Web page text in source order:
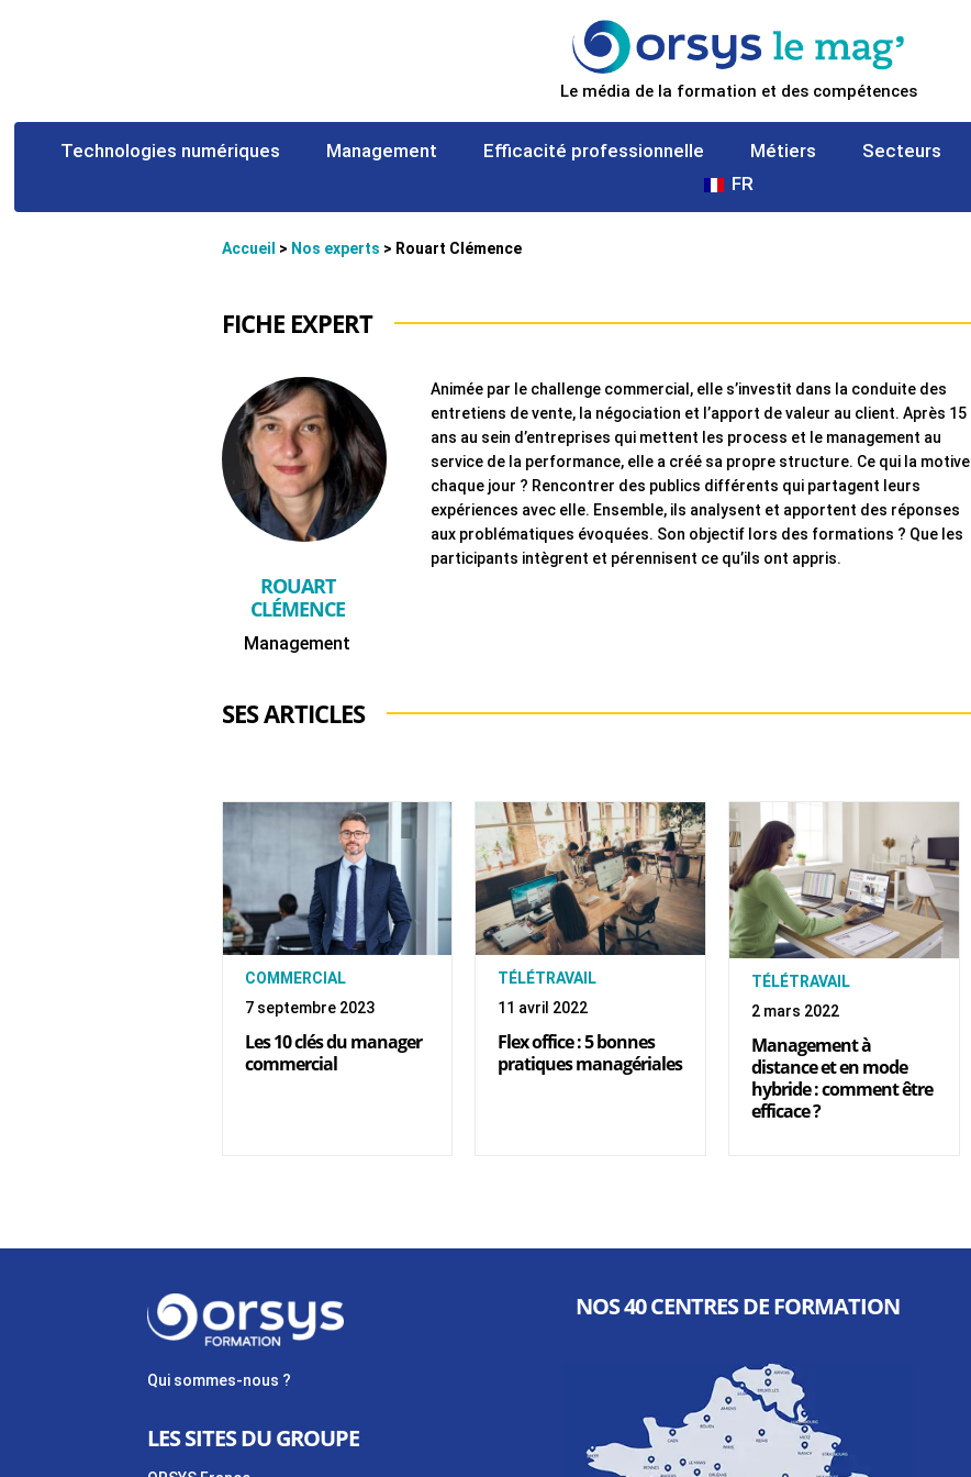
Le média de la formation et des compétences
Technologies numériques Management Efficacité professionnelle Métiers Secteurs
FR
Accueil > Nos experts > Rouart Clémence
FICHE EXPERT
ROUART
CLÉMENCE
Management
Animée par le challenge commercial, elle s’investit dans la conduite des
entretiens de vente, la négociation et l’apport de valeur au client. Après 15
ans au sein d’entreprises qui mettent les process et le management au
service de la performance, elle a créé sa propre structure. Ce qui la motive
chaque jour ? Rencontrer des publics différents qui partagent leurs
expériences avec elle. Ensemble, ils analysent et apportent des réponses
aux problématiques évoquées. Son objectif lors des formations ? Que les
participants intègrent et pérennisent ce qu’ils ont appris.
SES ARTICLES
COMMERCIAL
7 septembre 2023
Les 10 clés du manager
commercial
TÉLÉTRAVAIL
11 avril 2022
Flex office : 5 bonnes
pratiques managériales
TÉLÉTRAVAIL
2 mars 2022
Management à
distance et en mode
hybride : comment être
efficace ?
Qui sommes-nous ?
LES SITES DU GROUPE
NOS 40 CENTRES DE FORMATION